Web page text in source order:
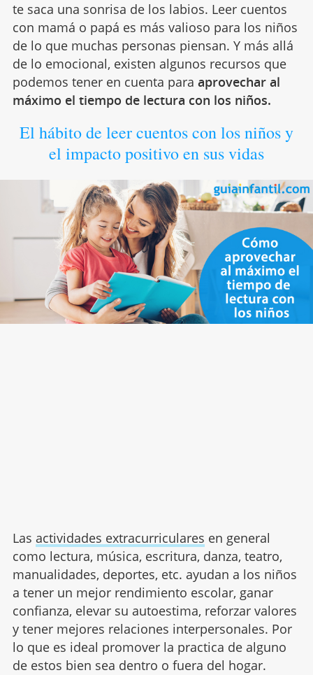
te saca una sonrisa de los labios. Leer cuentos
con mamá o papá es más valioso para los niños
de lo que muchas personas piensan. Y más allá
de lo emocional, existen algunos recursos que
podemos tener en cuenta para aprovechar al
máximo el tiempo de lectura con los niños.
El hábito de leer cuentos con los niños y
el impacto positivo en sus vidas
Las actividades extracurriculares en general
como lectura, música, escritura, danza, teatro,
manualidades, deportes, etc. ayudan a los niños
a tener un mejor rendimiento escolar, ganar
confianza, elevar su autoestima, reforzar valores
y tener mejores relaciones interpersonales. Por
lo que es ideal promover la practica de alguno
de estos bien sea dentro o fuera del hogar.